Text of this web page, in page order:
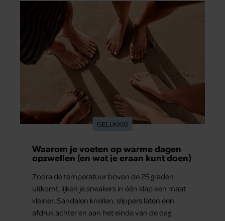
GELUKKIG
Waarom je voeten op warme dagen
opzwellen (en wat je eraan kunt doen)
Zodra de temperatuur boven de 25 graden
uitkomt, lijken je sneakers in één klap een maat
kleiner. Sandalen knellen, slippers laten een
afdruk achter en aan het einde van de dag